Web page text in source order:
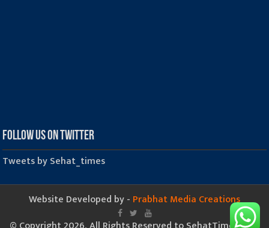
Follow us on Twitter
Tweets by Sehat_times
Website Developed by - Prabhat Media Creations